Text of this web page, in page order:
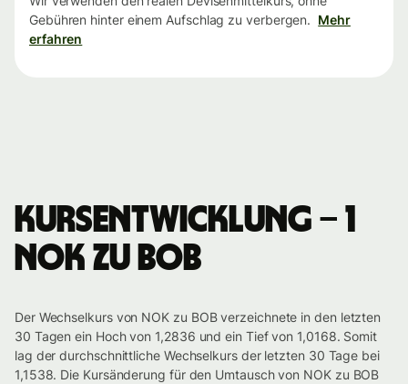
Gebühren hinter einem Aufschlag zu verbergen. Mehr
erfahren
Kursentwicklung – 1
NOK zu BOB
Der Wechselkurs von NOK zu BOB verzeichnete in den letzten
30 Tagen ein Hoch von 1,2836 und ein Tief von 1,0168. Somit
lag der durchschnittliche Wechselkurs der letzten 30 Tage bei
1,1538. Die Kursänderung für den Umtausch von NOK zu BOB